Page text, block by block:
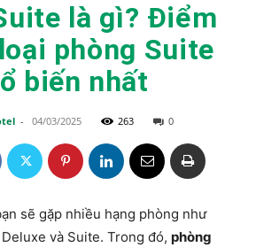
là gì? Điểm
phòng Suite
biến nhất
- 04/03/2025 263 0
sẽ gặp nhiều hạng phòng như
và Suite. Trong đó, phòng